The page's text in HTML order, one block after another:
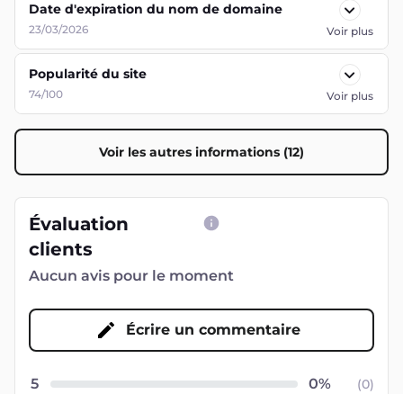
Date d'expiration du nom de domaine
23/03/2026 Voir plus
Popularité du site
74/100 Voir plus
Voir les autres informations (12)
Évaluation
clients
Aucun avis pour le moment
Écrire un commentaire
5 (0)